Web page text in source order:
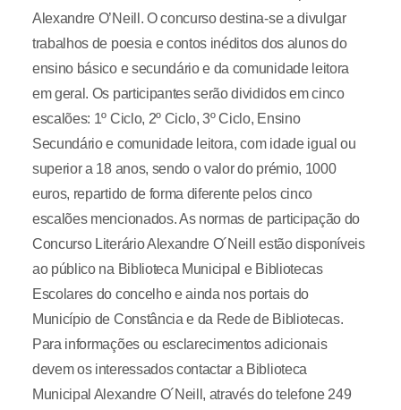
Alexandre O’Neill. O concurso destina-se a divulgar
trabalhos de poesia e contos inéditos dos alunos do
ensino básico e secundário e da comunidade leitora
em geral. Os participantes serão divididos em cinco
escalões: 1º Ciclo, 2º Ciclo, 3º Ciclo, Ensino
Secundário e comunidade leitora, com idade igual ou
superior a 18 anos, sendo o valor do prémio, 1000
euros, repartido de forma diferente pelos cinco
escalões mencionados. As normas de participação do
Concurso Literário Alexandre O´Neill estão disponíveis
ao público na Biblioteca Municipal e Bibliotecas
Escolares do concelho e ainda nos portais do
Município de Constância e da Rede de Bibliotecas.
Para informações ou esclarecimentos adicionais
devem os interessados contactar a Biblioteca
Municipal Alexandre O´Neill, através do telefone 249